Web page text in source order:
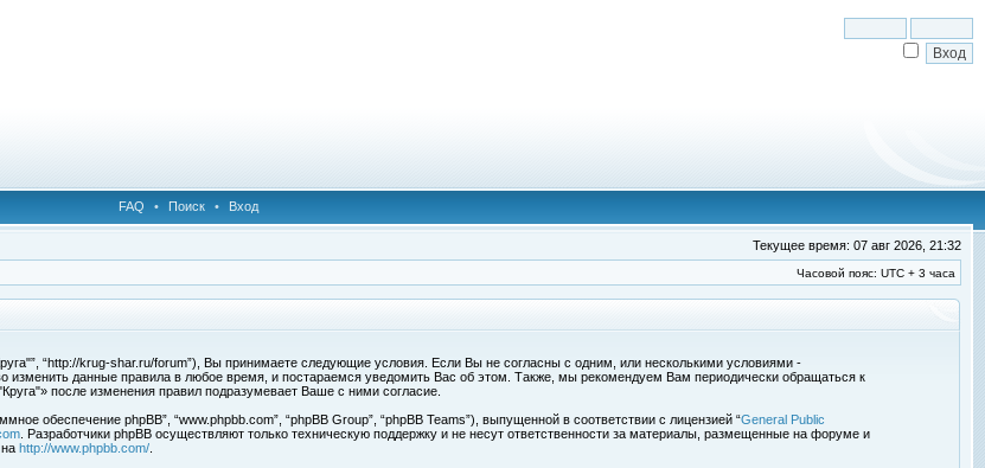
FAQ • Поиск • Вход
Текущее время: 07 авг 2026, 21:32
Часовой пояс: UTC + 3 часа
“http://krug-shar.ru/forum”), Вы принимаете следующие условия. Если Вы не согласны с одним, или несколькими условиями -
изменить данные правила в любое время, и постараемся уведомить Вас об этом. Также, мы рекомендуем Вам периодически обращаться к
после изменения правил подразумевает Ваше с ними согласие.
обеспечение phpBB”, “www.phpbb.com”, “phpBB Group”, “phpBB Teams”), выпущенной в соответствии с лицензией “General Public
. Разработчики phpBB осуществляют только техническую поддержку и не несут ответственности за материалы, размещенные на форуме и
http://www.phpbb.com/